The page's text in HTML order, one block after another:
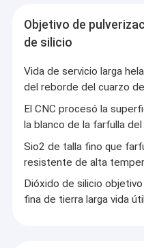
Tubo de cristal de
Tubo capilar de cuarzo
Varilla de cristal de
Piezas de repuesto
Objetivo de
Objetivo de
de silicio
Vida de servicio larga
del reborde del cuarzo
El CNC procesó la
la blanco de la farfulla
Sio2 de talla fino que
resistente de alta
Dióxido de silicio
fina de tierra larga vida
continua, ZKTD ha creado
de vidrio óptico para los